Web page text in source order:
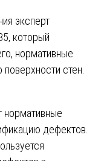
эксперт
который
нормативные
стен.
нормативные
дефектов.